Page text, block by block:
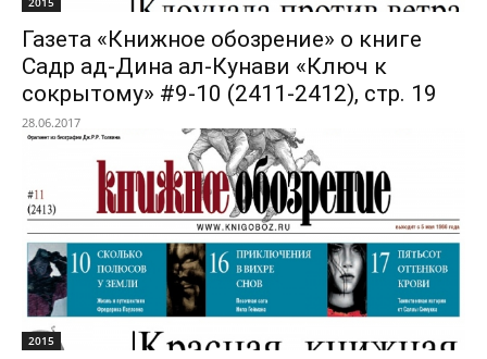
Газета «Книжное обозрение» о книге
Садр ад-Дина ал-Кунави «Ключ к
сокрытому» #9-10 (2411-2412), стр. 19
28.06.2017
2015